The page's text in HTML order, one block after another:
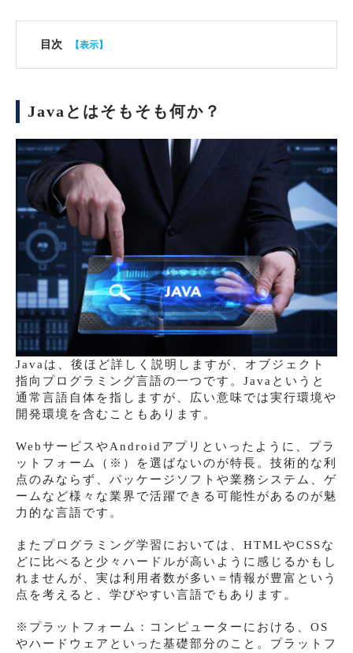
目次
Javaとはそもそも何か？
Javaは、後ほど詳しく説明しますが、オブジェクト
指向プログラミング言語の一つです。Javaというと
通常言語自体を指しますが、広い意味では実行環境や
開発環境を含むこともあります。
WebサービスやAndroidアプリといったように、プラ
ットフォーム（※）を選ばないのが特長。技術的な利
点のみならず、パッケージソフトや業務システム、ゲ
ームなど様々な業界で活躍できる可能性があるのが魅
力的な言語です。
またプログラミング学習においては、HTMLやCSSな
どに比べると少々ハードルが高いように感じるかもし
れませんが、実は利用者数が多い＝情報が豊富という
点を考えると、学びやすい言語でもあります。
※プラットフォーム：コンピューターにおける、OS
やハードウェアといった基礎部分のこと。プラットフ